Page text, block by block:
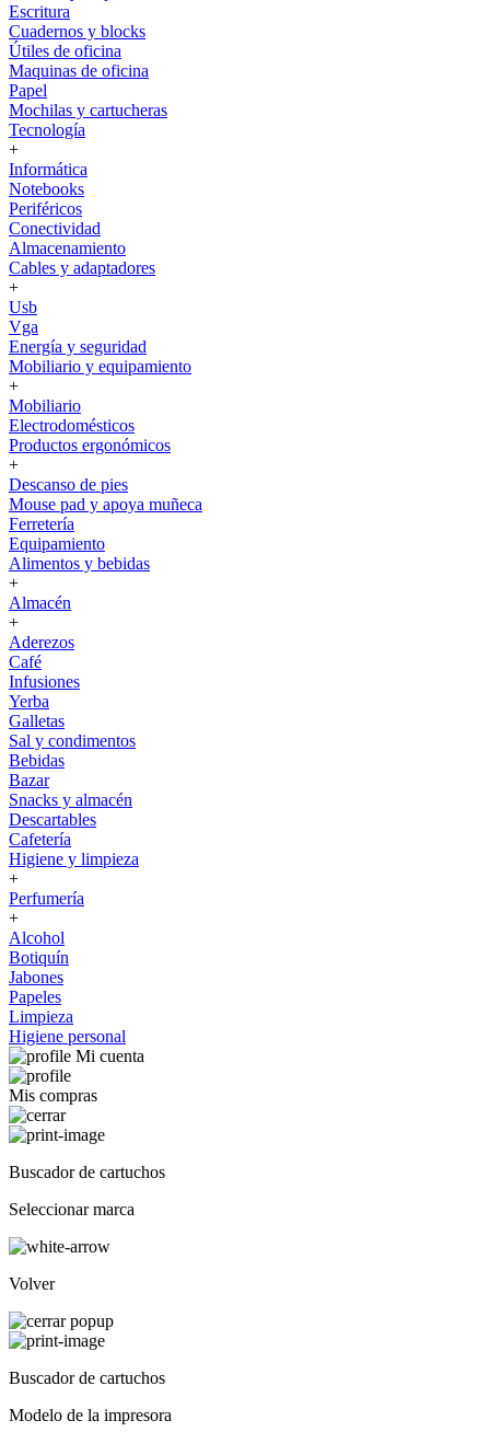
Escritura
Cuadernos y blocks
Útiles de oficina
Maquinas de oficina
Papel
Mochilas y cartucheras
Tecnología
+
Informática
Notebooks
Periféricos
Conectividad
Almacenamiento
Cables y adaptadores
+
Usb
Vga
Energía y seguridad
Mobiliario y equipamiento
+
Mobiliario
Electrodomésticos
Productos ergonómicos
+
Descanso de pies
Mouse pad y apoya muñeca
Ferretería
Equipamiento
Alimentos y bebidas
+
Almacén
+
Aderezos
Café
Infusiones
Yerba
Galletas
Sal y condimentos
Bebidas
Bazar
Snacks y almacén
Descartables
Cafetería
Higiene y limpieza
+
Perfumería
+
Alcohol
Botiquín
Jabones
Papeles
Limpieza
Higiene personal
Mi cuenta
Mis compras
Buscador de cartuchos
Seleccionar marca
Volver
Buscador de cartuchos
Modelo de la impresora